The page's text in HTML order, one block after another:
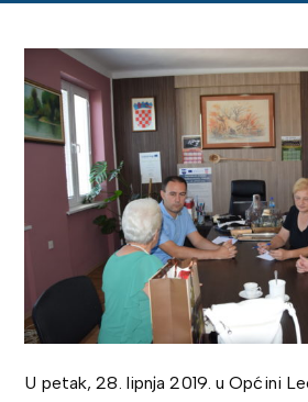
U petak, 28. lipnja 2019. u Općini